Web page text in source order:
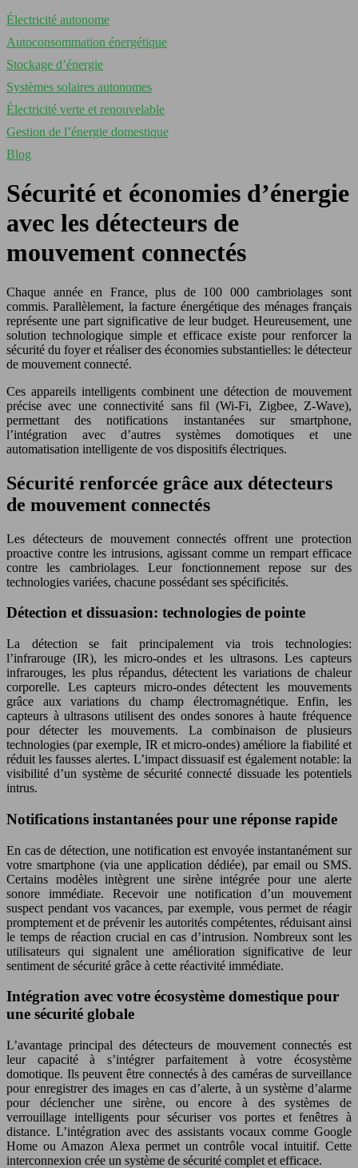
Électricité autonome
Autoconsommation énergétique
Stockage d’énergie
Systèmes solaires autonomes
Électricité verte et renouvelable
Gestion de l’énergie domestique
Blog
Sécurité et économies d’énergie
avec les détecteurs de
mouvement connectés
Chaque année en France, plus de 100 000 cambriolages sont
commis. Parallèlement, la facture énergétique des ménages français
représente une part significative de leur budget. Heureusement, une
solution technologique simple et efficace existe pour renforcer la
sécurité du foyer et réaliser des économies substantielles: le détecteur
de mouvement connecté.
Ces appareils intelligents combinent une détection de mouvement
précise avec une connectivité sans fil (Wi-Fi, Zigbee, Z-Wave),
permettant des notifications instantanées sur smartphone,
l’intégration avec d’autres systèmes domotiques et une
automatisation intelligente de vos dispositifs électriques.
Sécurité renforcée grâce aux détecteurs
de mouvement connectés
Les détecteurs de mouvement connectés offrent une protection
proactive contre les intrusions, agissant comme un rempart efficace
contre les cambriolages. Leur fonctionnement repose sur des
technologies variées, chacune possédant ses spécificités.
Détection et dissuasion: technologies de pointe
La détection se fait principalement via trois technologies:
l’infrarouge (IR), les micro-ondes et les ultrasons. Les capteurs
infrarouges, les plus répandus, détectent les variations de chaleur
corporelle. Les capteurs micro-ondes détectent les mouvements
grâce aux variations du champ électromagnétique. Enfin, les
capteurs à ultrasons utilisent des ondes sonores à haute fréquence
pour détecter les mouvements. La combinaison de plusieurs
technologies (par exemple, IR et micro-ondes) améliore la fiabilité et
réduit les fausses alertes. L’impact dissuasif est également notable: la
visibilité d’un système de sécurité connecté dissuade les potentiels
intrus.
Notifications instantanées pour une réponse rapide
En cas de détection, une notification est envoyée instantanément sur
votre smartphone (via une application dédiée), par email ou SMS.
Certains modèles intègrent une sirène intégrée pour une alerte
sonore immédiate. Recevoir une notification d’un mouvement
suspect pendant vos vacances, par exemple, vous permet de réagir
promptement et de prévenir les autorités compétentes, réduisant ainsi
le temps de réaction crucial en cas d’intrusion. Nombreux sont les
utilisateurs qui signalent une amélioration significative de leur
sentiment de sécurité grâce à cette réactivité immédiate.
Intégration avec votre écosystème domestique pour
une sécurité globale
L’avantage principal des détecteurs de mouvement connectés est
leur capacité à s’intégrer parfaitement à votre écosystème
domotique. Ils peuvent être connectés à des caméras de surveillance
pour enregistrer des images en cas d’alerte, à un système d’alarme
pour déclencher une sirène, ou encore à des systèmes de
verrouillage intelligents pour sécuriser vos portes et fenêtres à
distance. L’intégration avec des assistants vocaux comme Google
Home ou Amazon Alexa permet un contrôle vocal intuitif. Cette
interconnexion crée un système de sécurité complet et efficace.